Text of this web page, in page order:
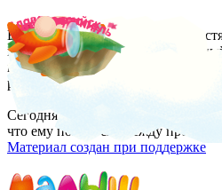
В Краснодаре живет мальчик
помощью папы создал
названием KokaTube, где очень
рассказывает о новинках в мире
Сегодня Кока купил Lego
что ему попалось. Между прочим,
Материал создан при поддержке